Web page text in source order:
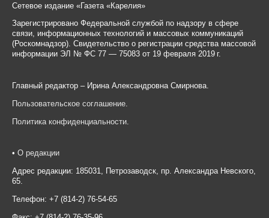
Сетевое издание «Газета «Карелия»
Зарегистрировано Федеральной службой по надзору в сфере
связи, информационных технологий и массовых коммуникаций
(Роскомнадзор). Свидетельство о регистрации средства массовой
информации ЭЛ № ФС 77 — 75083 от 19 февраля 2019 г.
Главный редактор – Ирина Александровна Смирнова.
Пользовательское соглашение
Политика конфиденциальности
• О редакции
Адрес редакции: 185031, Петрозаводск, пр. Александра Невского,
65.
Телефон: +7 (814-2) 76-54-65